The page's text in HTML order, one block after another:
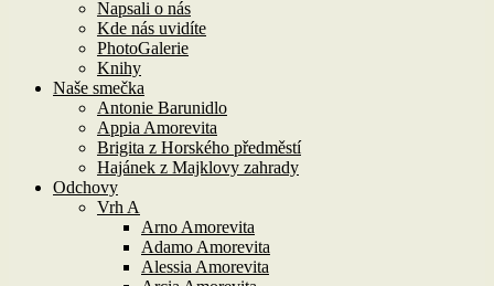
Napsali o nás
Kde nás uvidíte
PhotoGalerie
Knihy
Naše smečka
Antonie Barunidlo
Appia Amorevita
Brigita z Horského předměstí
Hajánek z Majklovy zahrady
Odchovy
Vrh A
Arno Amorevita
Adamo Amorevita
Alessia Amorevita